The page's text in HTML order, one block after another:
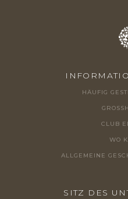
HÄUFIG
CLUB
WO
ALLGEMEINE
SITZ DES